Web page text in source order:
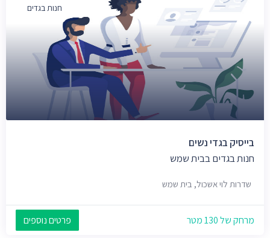
חנות בגדים
בייסיק בגדי נשים
חנות בגדים בבית שמש
שדרות לוי אשכול, בית שמש
מרחק של 130 מטר פרטים נוספים